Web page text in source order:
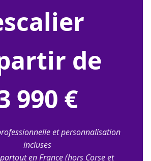
de
990 €
et personnalisation
incluses
en France (hors Corse et